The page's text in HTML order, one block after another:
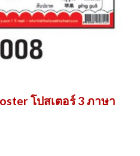
โปสเตอร์ 3 ภาษา